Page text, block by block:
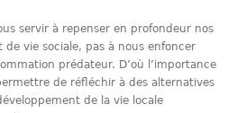
servir à repenser en profondeur nos
vie sociale, pas à nous enfoncer
prédateur. D’où l’importance
de réfléchir à des alternatives
de la vie locale